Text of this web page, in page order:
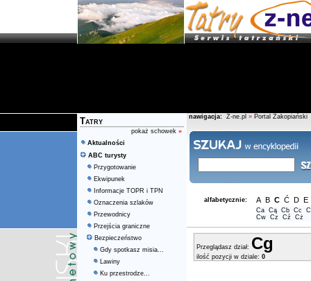
Tatry
pokaż schowek »
Aktualności
ABC turysty
Przygotowanie
Ekwipunek
Informacje TOPR i TPN
Oznaczenia szlaków
Przewodnicy
Przejścia graniczne
Bezpieczeństwo
Gdy spotkasz misia...
Lawiny
Ku przestrodze...
nawigacja: Z-ne.pl » Portal Zakopiański
alfabetycznie: A B C Ć D E
Ca Cą Cb Cc
Cw Cz Cź Cż
Przeglądasz dział: Cg
ilość pozycji w dziale: 0